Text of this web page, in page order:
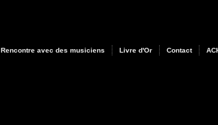
Rencontre avec des musiciens Livre d'Or Contact